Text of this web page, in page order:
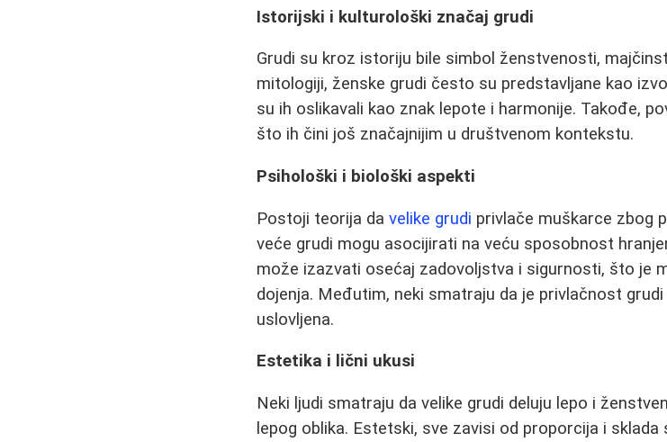
Istorijski i kulturološki značaj grudi
Grudi su kroz istoriju bile simbol ženstvenosti,
mitologiji, ženske grudi često su predstavljane kao
su ih oslikavali kao znak lepote i harmonije. Takođe,
što ih čini još značajnijim u društvenom kontekstu.
Psihološki i biološki aspekti
Postoji teorija davelike grudi privlače muškarce zbog
veće grudi mogu asocijirati na veću sposobnost
može izazvati osećaj zadovoljstva i sigurnosti, što je
dojenja. Međutim, neki smatraju da je privlačnost
uslovljena.
Estetika i lični ukusi
Neki ljudi smatraju da velike grudi deluju lepo i
lepog oblika. Estetski, sve zavisi od proporcija i